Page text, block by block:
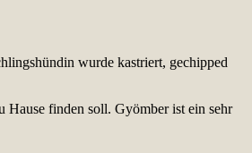
wurde kastriert, gechipped
Hause finden soll. Gyömber ist ein sehr